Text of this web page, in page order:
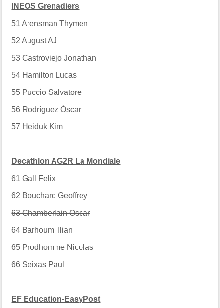
INEOS Grenadiers
51 Arensman Thymen
52 August AJ
53 Castroviejo Jonathan
54 Hamilton Lucas
55 Puccio Salvatore
56 Rodríguez Óscar
57 Heiduk Kim
Decathlon AG2R La Mondiale
61 Gall Felix
62 Bouchard Geoffrey
63 Chamberlain Oscar
64 Barhoumi Ilian
65 Prodhomme Nicolas
66 Seixas Paul
EF Education-EasyPost